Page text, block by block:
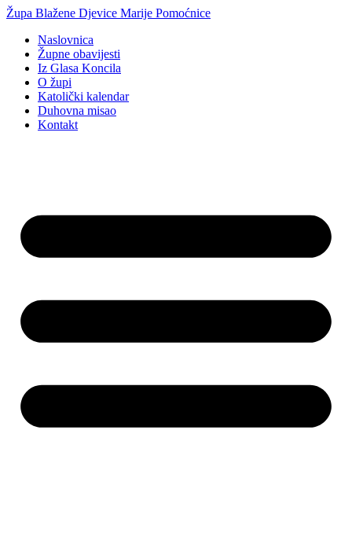
Idi
sadržaj
Župa Blažene Djevice Marije Pomoćnice
Naslovnica
Župne obavijesti
Iz Glasa Koncila
O župi
Katolički kalendar
Duhovna misao
Kontakt